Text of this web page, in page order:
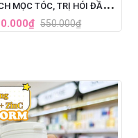
MỌC TÓC, TRỊ HÓI ĐẦU
(60ML)550.000₫